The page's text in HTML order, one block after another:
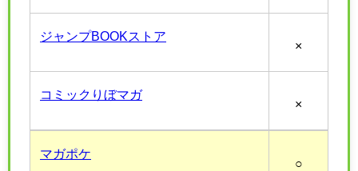
ジャンプBOOKストア
×
コミックりぼマガ
×
マガポケ
○